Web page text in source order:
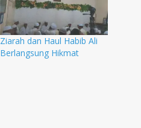
Ziarah dan Haul Habib Ali
Berlangsung Hikmat